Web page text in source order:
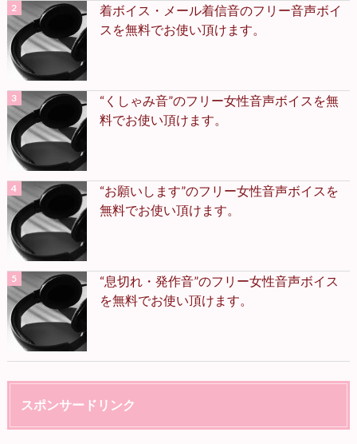
着ボイス・メール着信音のフリー音声ボイ
スを無料でお使い頂けます。
“くしゃみ音”のフリー女性音声ボイスを無
料でお使い頂けます。
“お願いします”のフリー女性音声ボイスを
無料でお使い頂けます。
“息切れ・発作音”のフリー女性音声ボイス
を無料でお使い頂けます。
スポンサードリンク